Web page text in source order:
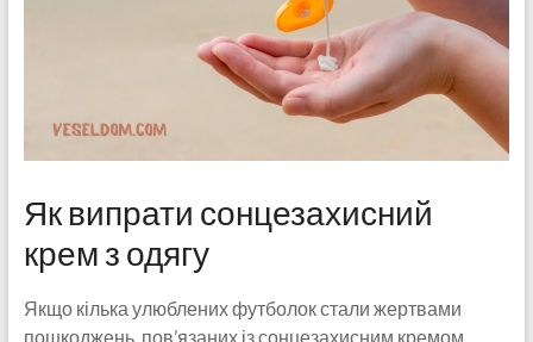
Як випрати сонцезахисний
крем з одягу
Якщо кілька улюблених футболок стали жертвами
пошкоджень, пов’язаних із сонцезахисним кремом,